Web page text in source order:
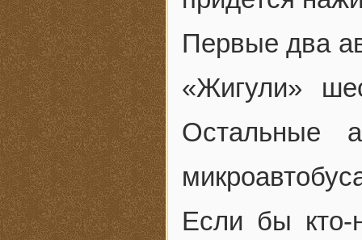
Первые два
«Жигули»
Остальные
Если бы кто-